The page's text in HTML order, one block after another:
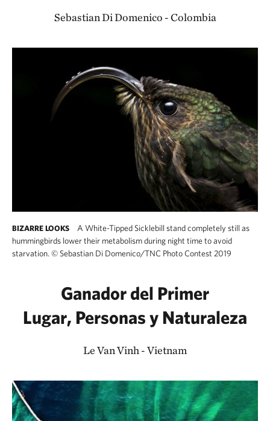
Sebastian Di Domenico - Colombia
BIZARRE LOOKS
A White-Tipped Sicklebill stand completely still as
hummingbirds lower their metabolism during night time to avoid
starvation. © Sebastian Di Domenico/TNC Photo Contest 2019
Ganador del Primer
Lugar, Personas y Naturaleza
Le Van Vinh - Vietnam